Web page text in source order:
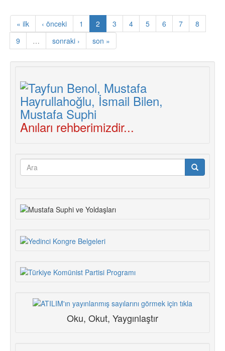
1921
Gecesi
Çarpıştı.
« ilk ‹ önceki 1 2 3 4 5 6 7
8
9
… sonraki › son »
Anıları rehberimizdir...
Arama
Oku, Okut, Yaygınlaştır